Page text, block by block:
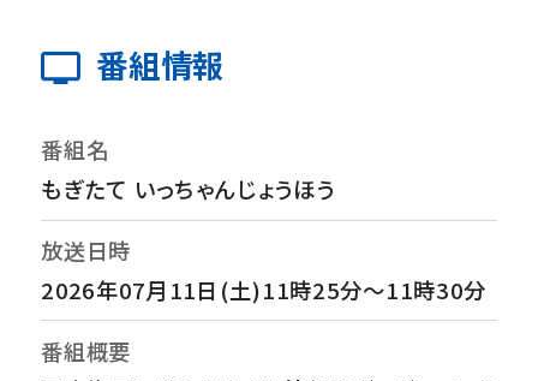
番組情報
番組名
もぎたて いっちゃんじょうほう
放送日時
2026年07月11日(土)11時25分～11時30分
番組概要